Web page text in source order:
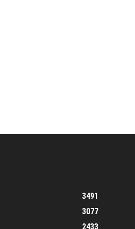
3491
3077
2433